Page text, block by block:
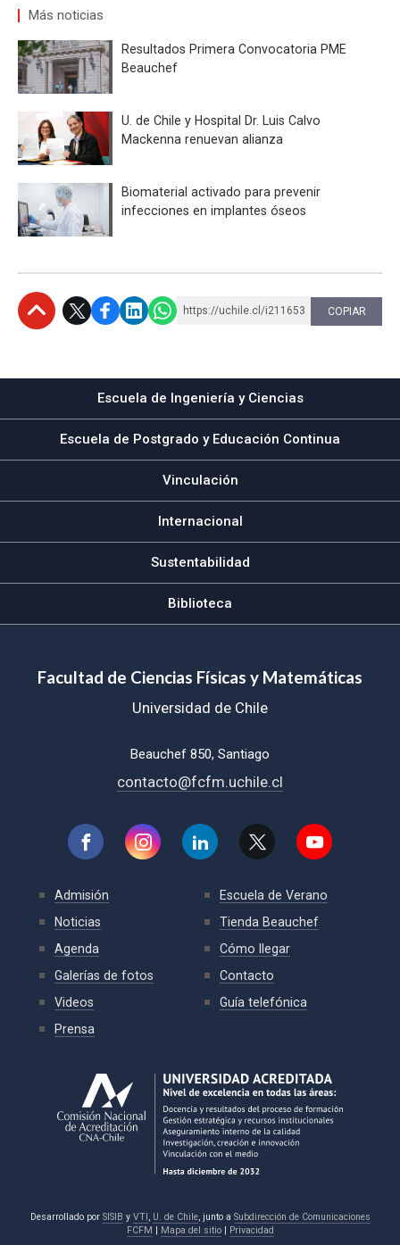
Más noticias
Resultados Primera Convocatoria PME
Beauchef
U. de Chile y Hospital Dr. Luis Calvo
Mackenna renuevan alianza
Biomaterial activado para prevenir
infecciones en implantes óseos
https://uchile.cl/i211653 COPIAR
Escuela de Ingeniería y Ciencias
Escuela de Postgrado y Educación Continua
Vinculación
Internacional
Sustentabilidad
Biblioteca
Facultad de Ciencias Físicas y Matemáticas
Universidad de Chile
Beauchef 850, Santiago
contacto@fcfm.uchile.cl
Admisión
Noticias
Agenda
Galerías de fotos
Videos
Prensa
Escuela de Verano
Tienda Beauchef
Cómo llegar
Contacto
Guía telefónica
Desarrollado por SISIB y VTI , U. de Chile, junto a Subdirección de Comunicaciones
FCFM
Mapa del sitio| Privacidad